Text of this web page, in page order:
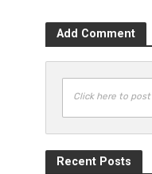
Add Comment
Click here to
Recent Posts